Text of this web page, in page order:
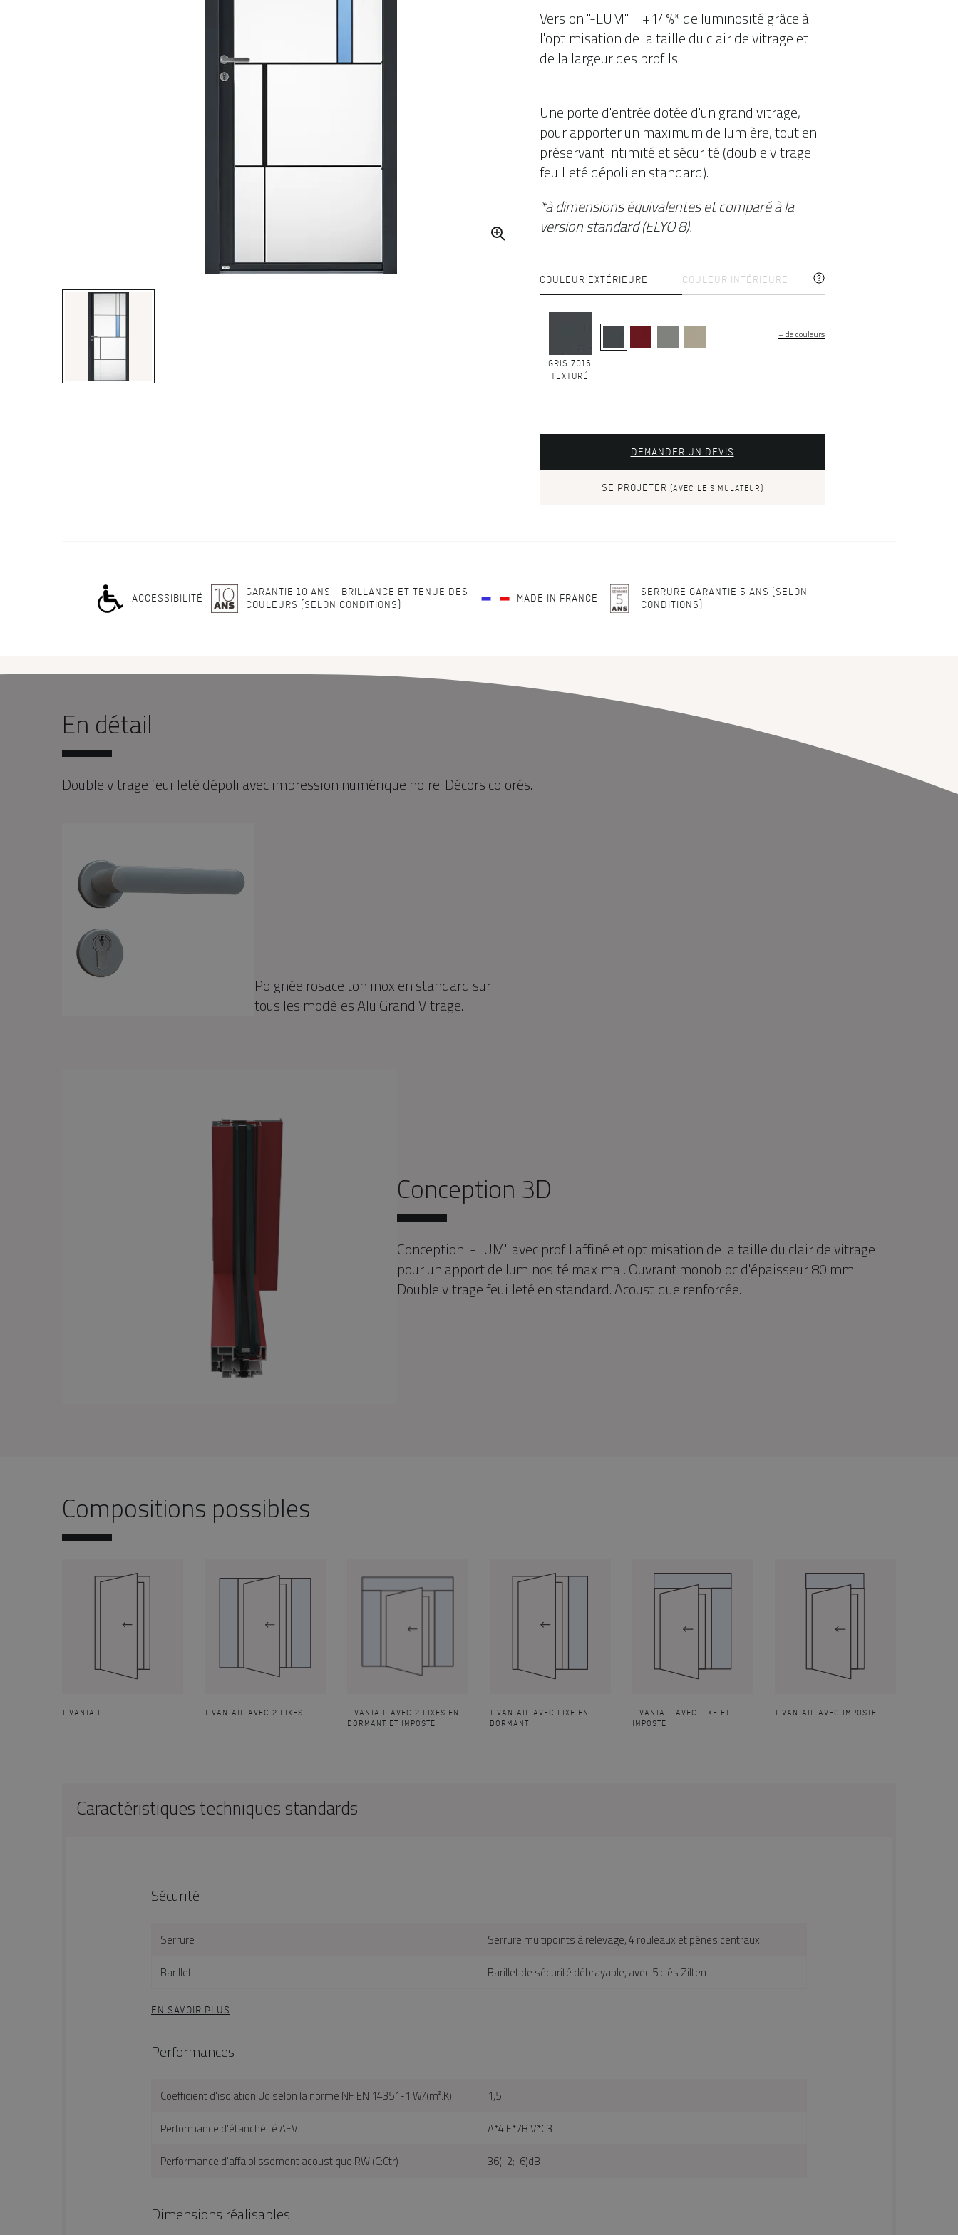
Version "-LUM" = +14%* de luminosité grâce à
l'optimisation de la taille du clair de vitrage et
de la largeur des profils.
Une porte d'entrée dotée d'un grand vitrage,
pour apporter un maximum de lumière, tout en
préservant intimité et sécurité (double vitrage
feuilleté dépoli en standard).
*à dimensions équivalentes et comparé à la
version standard(ELYO 8).
COULEUR EXTÉRIEURE COULEUR INTÉRIEURE
GRIS 7016
TEXTURÉ
+ de couleurs
DEMANDER UN DEVIS
SE PROJETER (AVEC LE SIMULATEUR)
ACCESSIBILITÉ
GARANTIE 10 ANS - BRILLANCE ET TENUE DES
COULEURS (SELON CONDITIONS)
MADE IN FRANCE
SERRURE GARANTIE 5 ANS (SELON
CONDITIONS)
En détail
Double vitrage feuilleté dépoli avec impression numérique noire. Décors colorés.
Poignée rosace ton inox en standard sur
tous les modèles Alu Grand Vitrage.
Conception 3D
Conception "-LUM" avec profil affiné et optimisation de la taille du clair de vitrage
pour un apport de luminosité maximal. Ouvrant monobloc d'épaisseur 80 mm.
Double vitrage feuilleté en standard. Acoustique renforcée.
Compositions possibles
1 VANTAIL 1 VANTAIL AVEC 2 FIXES
1 VANTAIL AVEC 2 FIXES EN
DORMANT ET IMPOSTE
1 VANTAIL AVEC FIXE EN
DORMANT
1 VANTAIL AVEC FIXE ET
IMPOSTE
1 VANTAIL AVEC IMPOSTE
Caractéristiques techniques standards
Sécurité
Serrure
Serrure multipoints à relevage, 4 rouleaux et pênes centraux
Barillet
Barillet de sécurité débrayable, avec 5 clés Zilten
EN SAVOIR PLUS
Performances
Coefficient d'isolation Ud selon la norme NF EN 14351-1 W/(m².K)
1,5
Performance d'étanchéité AEV
A*4 E*7B V*C3
Performance d'affaiblissement acoustique RW (C:Ctr)
36(-2;-6)dB
Dimensions réalisables